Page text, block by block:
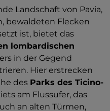
Landschaft von Pavia,
bewaldeten Flecken
ist, bietet das
lombardischen
in der Gegend
Hier erstrecken
des Parks des Ticino-
am Flussufer, das
an alten Türmen,